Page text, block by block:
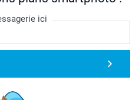
ici